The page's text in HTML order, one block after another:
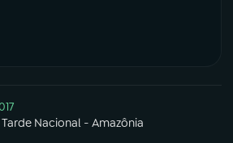
Tarde Nacional - Amazônia